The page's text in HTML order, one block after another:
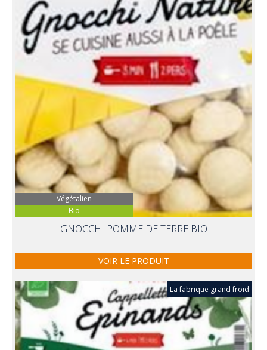
Bio
Végétalien
GNOCCHI POMME DE TERRE BIO
VOIR LE PRODUIT
La fabrique grand froid